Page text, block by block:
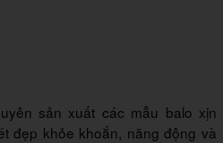
sản xuất các mẫu balo xịn
đẹp khỏe khoắn, năng động và